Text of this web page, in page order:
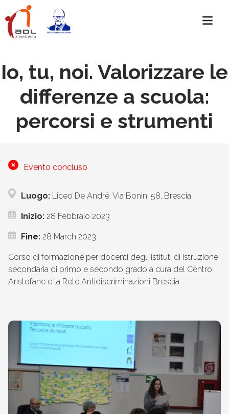
Io, tu, noi. Valorizzare le
differenze a scuola:
percorsi e strumenti
Evento concluso
Luogo: Liceo De André. Via Bonini 58, Brescia
Inizio: 28 Febbraio 2023
Fine: 28 March 2023
Corso di formazione per docenti degli istituti di istruzione
secondaria di primo e secondo grado a cura del Centro
Aristofane e la Rete Antidiscriminazioni Brescia.